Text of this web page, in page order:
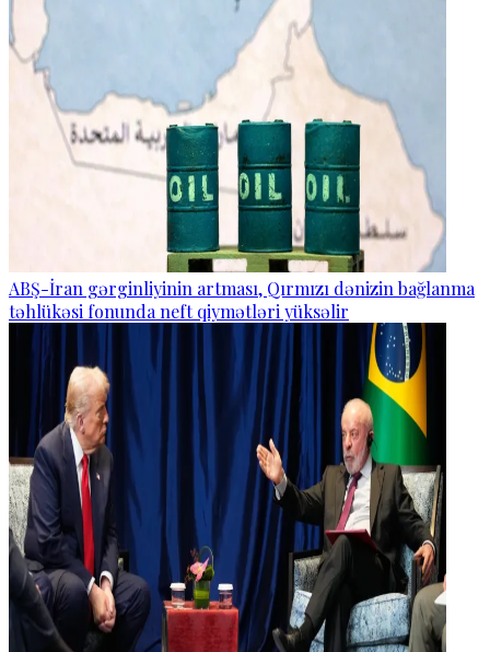
ABŞ-İran gərginliyinin artması, Qırmızı dənizin bağlanma
təhlükəsi fonunda neft qiymətləri yüksəlir